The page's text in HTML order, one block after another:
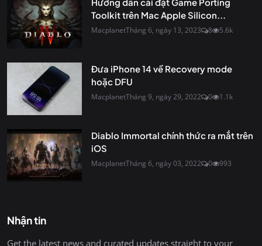
Hướng dẫn cài đặt Game Porting
Toolkit trên Mac Apple Silicon...
MacplanetTháng 6, ngày 13, 2023 8 5.6k
Đưa iPhone 14 về Recovery mode
hoặc DFU
MacplanetTháng 9, ngày 29, 2022 0 1.1k
Diablo Immortal chính thức ra mắt trên
iOS
MacplanetTháng 6, ngày 03, 2022 0 993
Nhận tin
Get the latest news and curated updates straight to your